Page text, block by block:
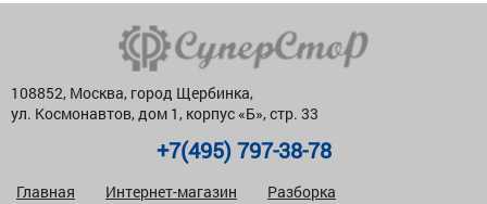
108852, Москва, город Щербинка,
ул. Космонавтов, дом 1, корпус «Б», стр. 33
+7(495) 797-38-78
Главная Интернет-магазин
Разборка